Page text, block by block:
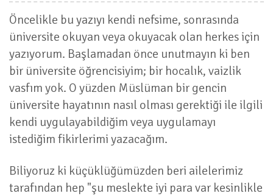
Öncelikle bu yazıyı kendi nefsime, sonrasında
üniversite okuyan veya okuyacak olan herkes için
yazıyorum. Başlamadan önce unutmayın ki ben
bir üniversite öğrencisiyim; bir hocalık, vaizlik
vasfım yok. O yüzden Müslüman bir gencin
üniversite hayatının nasıl olması gerektiği ile ilgili
kendi uygulayabildiğim veya uygulamayı
istediğim fikirlerimi yazacağım.
Biliyoruz ki küçüklüğümüzden beri ailelerimiz
tarafından hep "şu meslekte iyi para var kesinlikle